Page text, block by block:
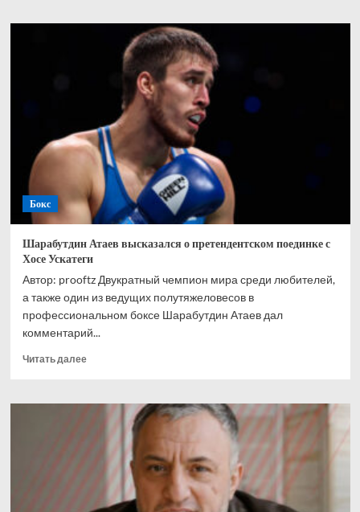
Бокс
Шарабутдин Атаев высказался о претендентском поединке с
Хосе Ускатеги
Автор: prooftz Двукратный чемпион мира среди любителей,
а также один из ведущих полутяжеловесов в
профессиональном боксе Шарабутдин Атаев дал
комментарий...
Читать далееПрочитать
Шарабутдин
высказался
претендентском
Хосе